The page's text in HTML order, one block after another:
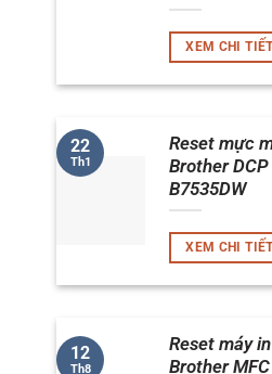
XEM CHI
Reset mực
Brother DCP
B7535DW
XEM CHI
22
Th1
Reset máy in
Brother MFC
12
Th8